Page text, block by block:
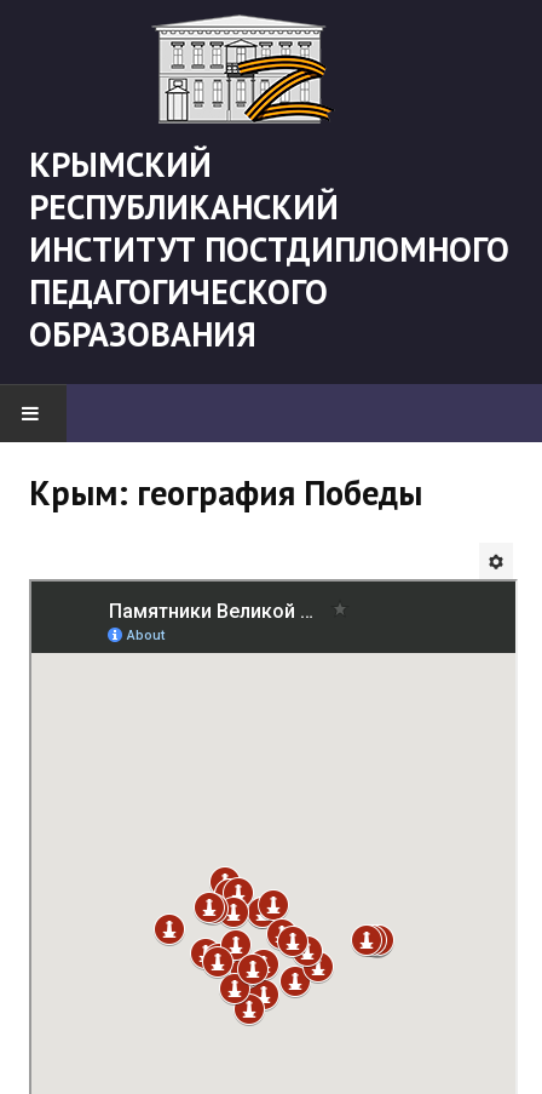
КРЫМСКИЙ
РЕСПУБЛИКАНСКИЙ
ИНСТИТУТ ПОСТДИПЛОМНОГО
ПЕДАГОГИЧЕСКОГО
ОБРАЗОВАНИЯ
Будни института
Крым: география Победы